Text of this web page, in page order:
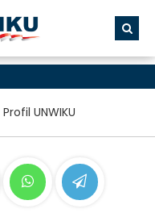
Profil UNWIKU